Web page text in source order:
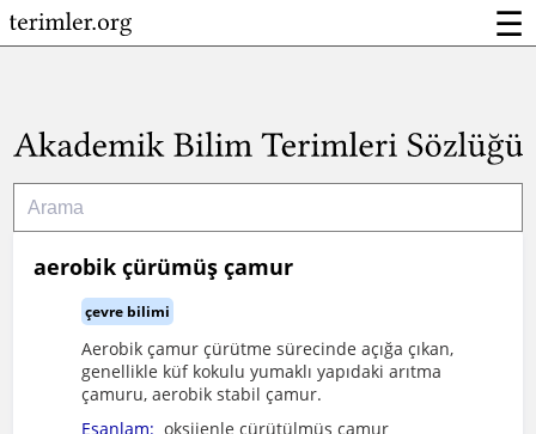
☰
aerobik çürümüş çamur
çevre bilimi
Aerobik çamur çürütme sürecinde açığa çıkan,
genellikle küf kokulu yumaklı yapıdaki arıtma
çamuru, aerobik stabil çamur.
Eşanlam: oksijenle çürütülmüş çamur